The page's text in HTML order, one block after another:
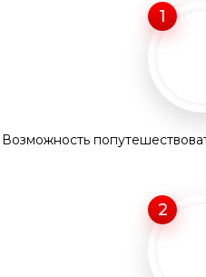
1
Возможность
2